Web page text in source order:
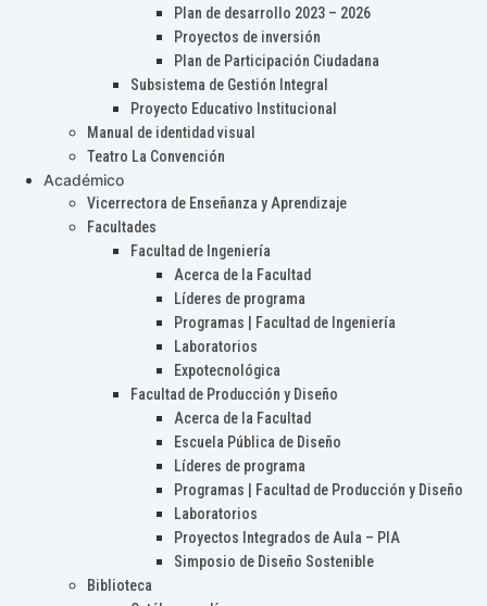
Plan de desarrollo 2023 – 2026
Proyectos de inversión
Plan de Participación Ciudadana
Subsistema de Gestión Integral
Proyecto Educativo Institucional
Manual de identidad visual
Teatro La Convención
Académico
Vicerrectora de Enseñanza y Aprendizaje
Facultades
Facultad de Ingeniería
Acerca de la Facultad
Líderes de programa
Programas | Facultad de Ingeniería
Laboratorios
Expotecnológica
Facultad de Producción y Diseño
Acerca de la Facultad
Escuela Pública de Diseño
Líderes de programa
Programas | Facultad de Producción y Diseño
Laboratorios
Proyectos Integrados de Aula – PIA
Simposio de Diseño Sostenible
Biblioteca